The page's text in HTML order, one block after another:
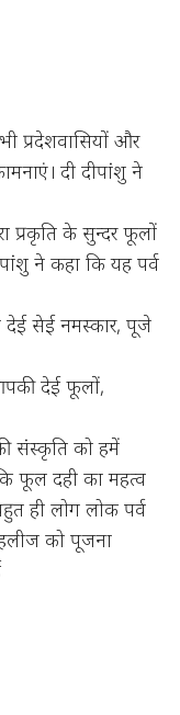
प्रदेशवासियों और
दी दीपांशु ने
प्रकृति के सुन्दर फूलों
ने कहा कि यह पर्व
देई सेई नमस्कार, पूजे
देई फूलों,
संस्कृति को हमें
फूल दही का महत्व
ही लोग लोक पर्व
को पूजना